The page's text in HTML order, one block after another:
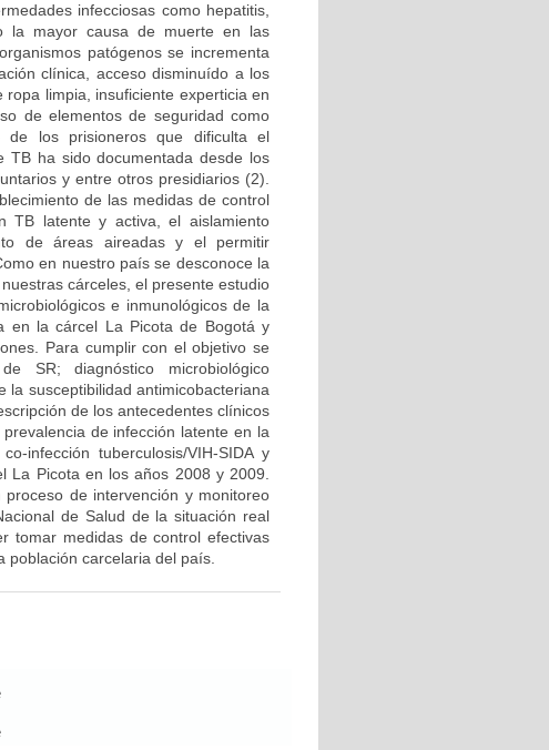
infecciosas como hepatitis,
la mayor causa de muerte en las
patógenos se incrementa
clínica, acceso disminuído a los
limpia, insuficiente experticia en
de elementos de seguridad como
de los prisioneros que dificulta el
TB ha sido documentada desde los
y entre otros presidiarios (2).
de las medidas de control
TB latente y activa, el aislamiento
de áreas aireadas y el permitir
en nuestro país se desconoce la
cárceles, el presente estudio
e inmunológicos de la
en la cárcel La Picota de Bogotá y
Para cumplir con el objetivo se
SR; diagnóstico microbiológico
la susceptibilidad antimicobacteriana
de los antecedentes clínicos
de infección latente en la
infección tuberculosis/VIH-SIDA y
La Picota en los años 2008 y 2009.
de intervención y monitoreo
de Salud de la situación real
tomar medidas de control efectivas
carcelaria del país.